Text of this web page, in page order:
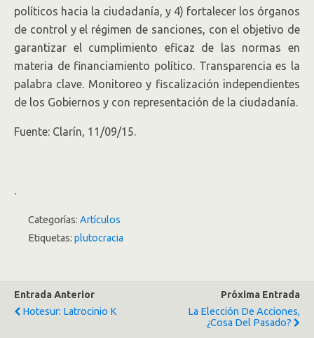
políticos hacia la ciudadanía, y 4) fortalecer los órganos
de control y el régimen de sanciones, con el objetivo de
garantizar el cumplimiento eficaz de las normas en
materia de financiamiento político. Transparencia es la
palabra clave. Monitoreo y fiscalización independientes
de los Gobiernos y con representación de la ciudadanía.
Fuente: Clarín, 11/09/15.
.
Categorías: Artículos
Etiquetas: plutocracia
Entrada Anterior
Hotesur: Latrocinio K
Próxima Entrada
La Elección De Acciones,
¿cosa Del Pasado?